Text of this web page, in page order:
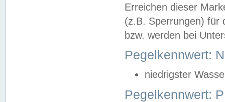
Erreichen dieser
(z.B. Sperrungen) für
bzw. werden bei
Pegelkennwert:
niedrigster
Pegelkennwert: